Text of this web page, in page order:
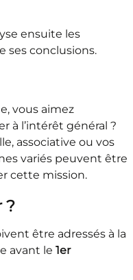
ensuite les
ses conclusions.
vous aimez
à l’intérêt général ?
associative ou vos
variés peuvent être
cette mission.
?
être adressés à la
avant le 1er